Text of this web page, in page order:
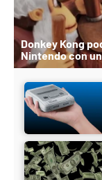
Donkey Kong
Nintendo con